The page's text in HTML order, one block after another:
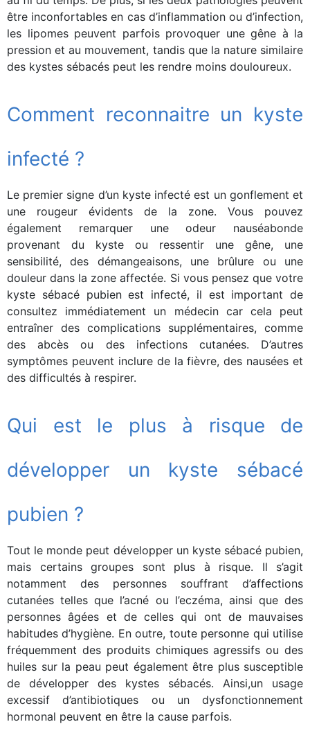
être inconfortables en cas d’inflammation ou d’infection,
les lipomes peuvent parfois provoquer une gêne à la
pression et au mouvement, tandis que la nature similaire
des kystes sébacés peut les rendre moins douloureux.
Comment reconnaitre un kyste
infecté ?
Le premier signe d’un kyste infecté est un gonflement et
une rougeur évidents de la zone. Vous pouvez
également remarquer une odeur nauséabonde
provenant du kyste ou ressentir une gêne, une
sensibilité, des démangeaisons, une brûlure ou une
douleur dans la zone affectée. Si vous pensez que votre
kyste sébacé pubien est infecté, il est important de
consultez immédiatement un médecin car cela peut
entraîner des complications supplémentaires, comme
des abcès ou des infections cutanées. D’autres
symptômes peuvent inclure de la fièvre, des nausées et
des difficultés à respirer.
Qui est le plus à risque de
développer un kyste sébacé
pubien ?
Tout le monde peut développer un kyste sébacé pubien,
mais certains groupes sont plus à risque. Il s’agit
notamment des personnes souffrant d’affections
cutanées telles que l’acné ou l’eczéma, ainsi que des
personnes âgées et de celles qui ont de mauvaises
habitudes d’hygiène. En outre, toute personne qui utilise
fréquemment des produits chimiques agressifs ou des
huiles sur la peau peut également être plus susceptible
de développer des kystes sébacés. Ainsi,un usage
excessif d’antibiotiques ou un dysfonctionnement
hormonal peuvent en être la cause parfois.